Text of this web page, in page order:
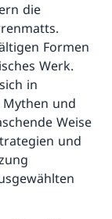
die
Formen
Werk.
in
und
Weise
und